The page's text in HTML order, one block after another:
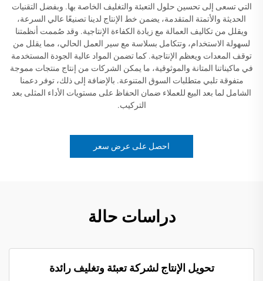
التي تسعى إلى تحسين حلول التعبئة والتغليف الخاصة بها. وبفضل التقنيات
الحديثة والأتمتة المتقدمة، يضمن خط الإنتاج لدينا تصنيعًا عالي السرعة،
ويقلل من تكاليف العمالة مع زيادة الكفاءة الإنتاجية. وقد صُممت أنظمتنا
لسهولة الاستخدام، وتتكامل بسلاسة مع سير العمل الحالي، مما يقلل من
توقف المعدات ويعظم الإنتاجية. كما تضمن المواد عالية الجودة المستخدمة
في ماكيناتنا المتانة والموثوقية، ما يمكن الشركات من إنتاج منتجات مموجة
متفوقة تلبي متطلبات السوق المتنوعة. بالإضافة إلى ذلك، توفر دعمنا
الشامل لما بعد البيع للعملاء ضمان الحفاظ على مستويات الأداء المثلى بعد
التركيب.
احصل على عرض سعر
دراسات حالة
تحويل الإنتاج لشركة تعبئة وتغليف رائدة